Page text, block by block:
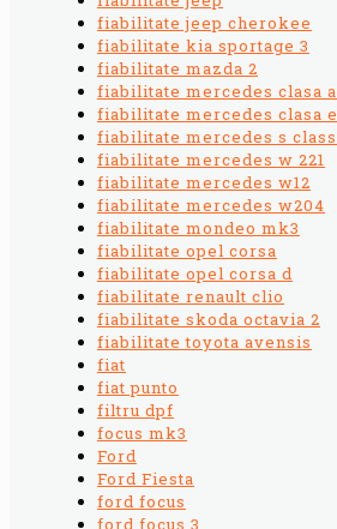
fiabilitate jeep cherokee
fiabilitate kia sportage 3
fiabilitate mazda 2
fiabilitate mercedes clasa a
fiabilitate mercedes clasa e
fiabilitate mercedes s class
fiabilitate mercedes w 221
fiabilitate mercedes w12
fiabilitate mercedes w204
fiabilitate mondeo mk3
fiabilitate opel corsa
fiabilitate opel corsa d
fiabilitate renault clio
fiabilitate skoda octavia 2
fiabilitate toyota avensis
fiat
fiat punto
filtru dpf
focus mk3
Ford
Ford Fiesta
ford focus
ford focus 3